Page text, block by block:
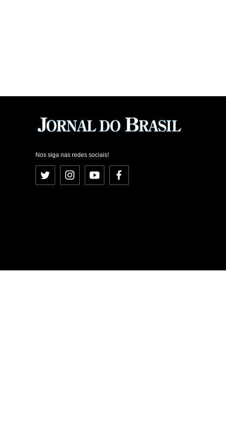
Nos siga nas redes sociais!
Twitter InstagramYouTubeFacebook